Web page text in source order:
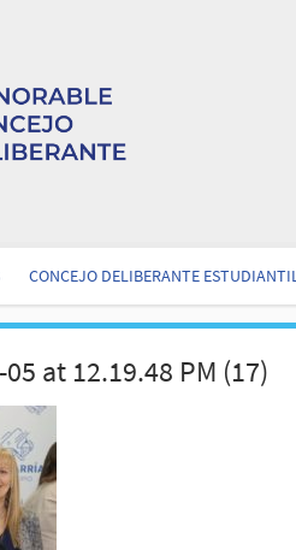
CONCEJO DELIBERANTE ESTUDIANTIL
at 12.19.48 PM (17)